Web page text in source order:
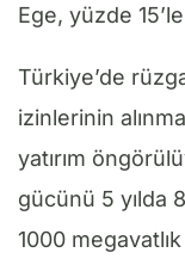
Ege, yüzde
Türkiye’de
izinlerinin
yatırım
gücünü 5 yılda
1000